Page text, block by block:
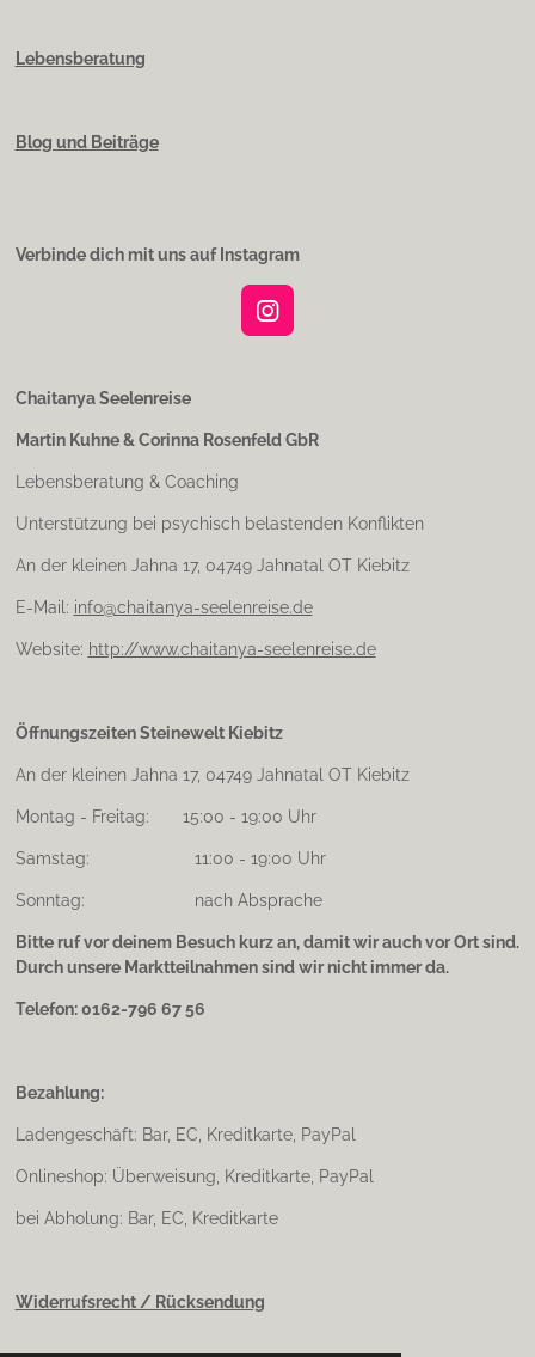
Lebensberatung
Blog und Beiträge
Verbinde dich mit uns auf Instagram
I
g
m
Chaitanya Seelenreise
Martin Kuhne & Corinna Rosenfeld GbR
Lebensberatung & Coaching
Unterstützung bei psychisch belastenden Konflikten
An der kleinen Jahna 17, 04749 Jahnatal OT Kiebitz
E-Mail: info@chaitanya-seelenreise.de
Website: http://www.chaitanya-seelenreise.de
Öffnungszeiten Steinewelt Kiebitz
An der kleinen Jahna 17, 04749 Jahnatal OT Kiebitz
Montag - Freitag: 15:00 - 19:00 Uhr
Samstag: 11:00 - 19:00 Uhr
Sonntag: nach Absprache
Bitte ruf vor deinem Besuch kurz an, damit wir auch vor Ort sind.
Durch unsere Marktteilnahmen sind wir nicht immer da.
Telefon: 0162-796 67 56
Bezahlung:
Ladengeschäft: Bar, EC, Kreditkarte, PayPal
Onlineshop: Überweisung, Kreditkarte, PayPal
bei Abholung: Bar, EC, Kreditkarte
Widerrufsrecht / Rücksendung